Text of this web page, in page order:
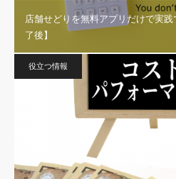
店舗せどりを無料アプリだけで実
了後】
役立つ情報